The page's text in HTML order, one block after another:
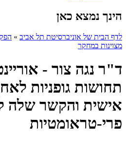
הינך נמצא כאן
לדף הבית של אוניברסיטת תל אביב »
מצוינות במחקר
ד"ר נגה צור -
תחושות גופניות
אישית והקשר שלה
פרי-טראומטיות